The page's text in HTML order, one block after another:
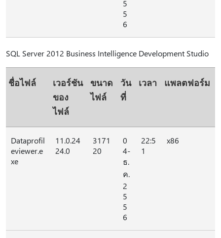
5
5
6
SQL Server 2012 Business Intelligence Development Studio
ชื่อไฟล์
เวอร์ชัน
ของ
ไฟล์
ขนาด
ไฟล์
วัน
ที่
เวลา แพลตฟอร์ม
Dataprofil
eviewer.e
xe
11.0.24
24.0
3171
20
0
4-
ธ.
ค.
2
5
5
6
22:5
1
x86